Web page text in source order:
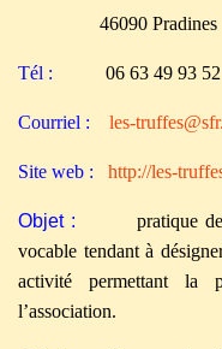
46090 Pradines
Tél : 06 63 49 93 52
Courriel : les-
Site web : http://les-
Objet : pratique
vocable tendant à
activité permettant la
l’association.